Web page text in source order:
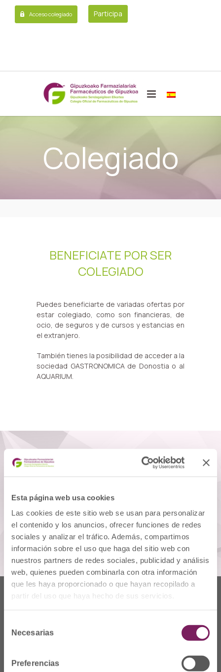
Esta página web usa cookies
Las cookies de este sitio web se usan para personalizar
el contenido y los anuncios, ofrecer funciones de redes
sociales y analizar el tráfico. Además, compartimos
información sobre el uso que haga del sitio web con
nuestros partners de redes sociales, publicidad y análisis
web, quienes pueden combinarla con otra información
que les haya proporcionado o que hayan recopilado a
partir del uso que haya hecho de sus servicios.
Necesarias
Preferencias
Acceso colegiado Participa
Colegiado
BENEFICIATE POR SER
COLEGIADO
Puedes beneficiarte de variadas ofertas por
estar colegiado, como son financieras, de
ocio, de seguros y de cursos y estancias en
el extranjero.
También tienes la posibilidad de acceder a la
sociedad GASTRONOMICA de Donostia o al
AQUARIUM.
DOCUMENTOS
tríptico
1 archivo(s)
1.89 MB